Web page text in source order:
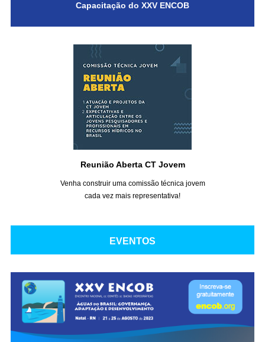
Capacitação do XXV ENCOB
Reunião Aberta CT Jovem
Venha construir uma comissão técnica jovem
cada vez mais representativa!
EVENTOS